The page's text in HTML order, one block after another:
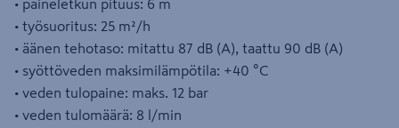
• paineletkun pituus: 6 m
• työsuoritus: 25 m²/h
• äänen tehotaso: mitattu 87 dB (A), taattu 90 dB (A)
• syöttöveden maksimilämpötila: +40 °C
• veden tulopaine: maks. 12 bar
• veden tulomäärä: 8 l/min